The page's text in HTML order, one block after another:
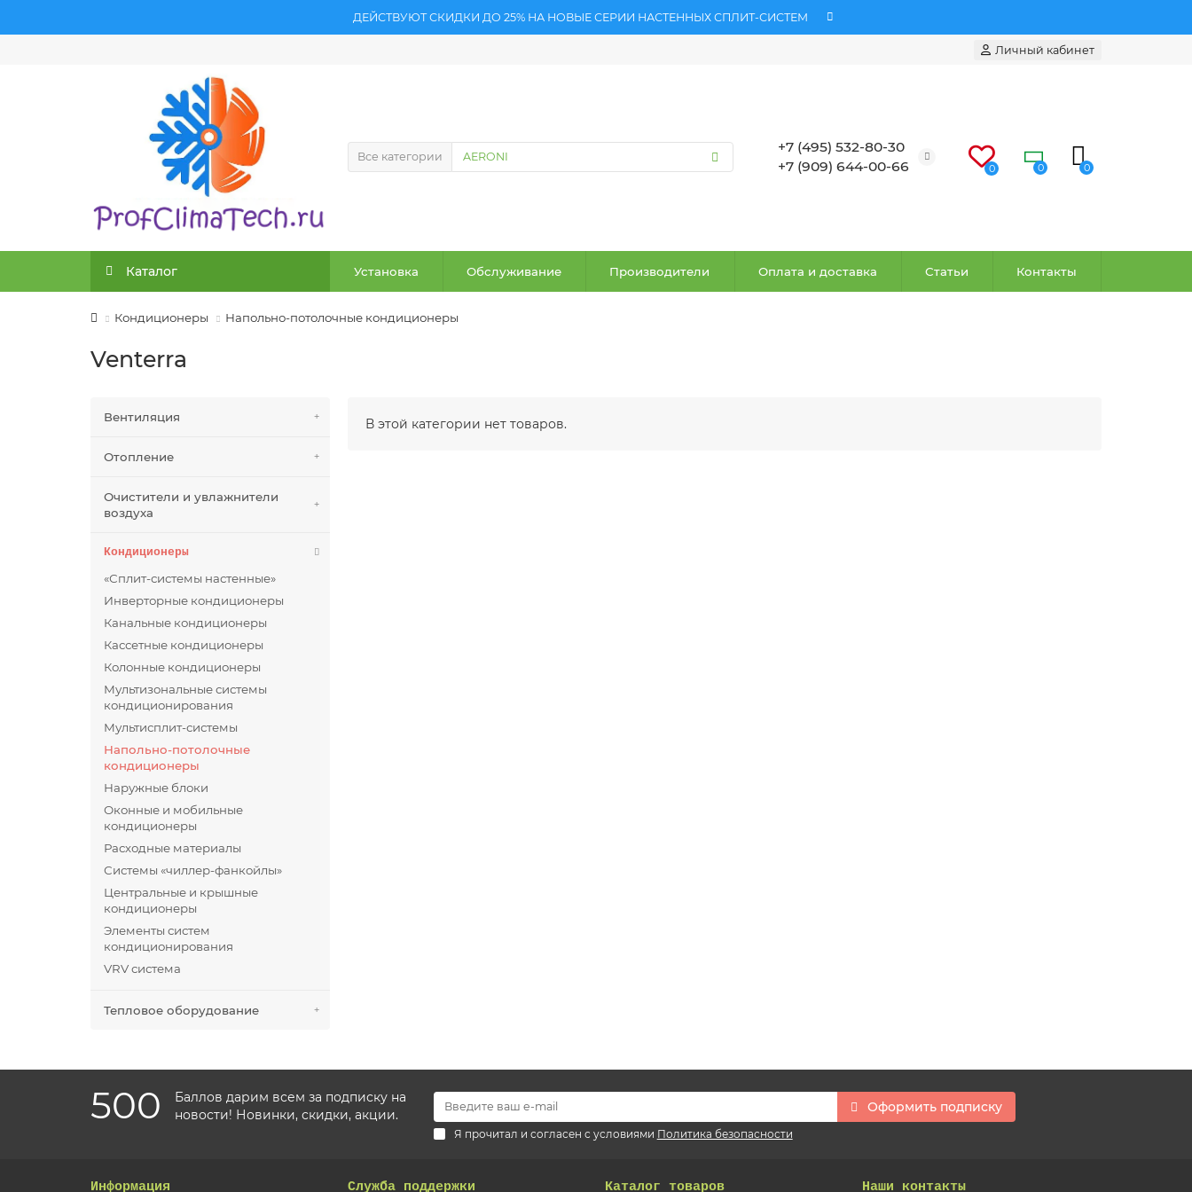
ДЕЙСТВУЮТ СКИДКИ ДО 25% НА НОВЫЕ СЕРИИ НАСТЕННЫХ СПЛИТ-СИСТЕМ
Личный кабинет
Все категории
+7 (495) 532-80-30
+7 (909) 644-00-66
0 0 0
Каталог Установка Обслуживание Производители Оплата и доставка Статьи Контакты
Кондиционеры Напольно-потолочные кондиционеры
Venterra
Вентиляция
Отопление
Очистители и увлажнители
воздуха
Кондиционеры
«Сплит-системы настенные»
Инверторные кондиционеры
Канальные кондиционеры
Кассетные кондиционеры
Колонные кондиционеры
Мультизональные системы
кондиционирования
Мультисплит-системы
Напольно-потолочные
кондиционеры
Наружные блоки
Оконные и мобильные
кондиционеры
Расходные материалы
Системы «чиллер-фанкойлы»
Центральные и крышные
кондиционеры
Элементы систем
кондиционирования
VRV система
Тепловое оборудование
В этой категории нет товаров.
500
Баллов дарим всем за подписку на
новости! Новинки, скидки, акции.
Оформить подписку
Я прочитал и согласен с условиями Политика безопасности
Информация Служба поддержки Каталог товаров Наши контакты